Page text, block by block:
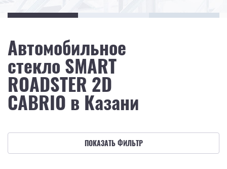
Автомобильное
стекло SMART
ROADSTER 2D
CABRIO в Казани
ПОКАЗАТЬ ФИЛЬТР